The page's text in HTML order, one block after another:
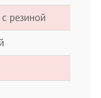
резиной